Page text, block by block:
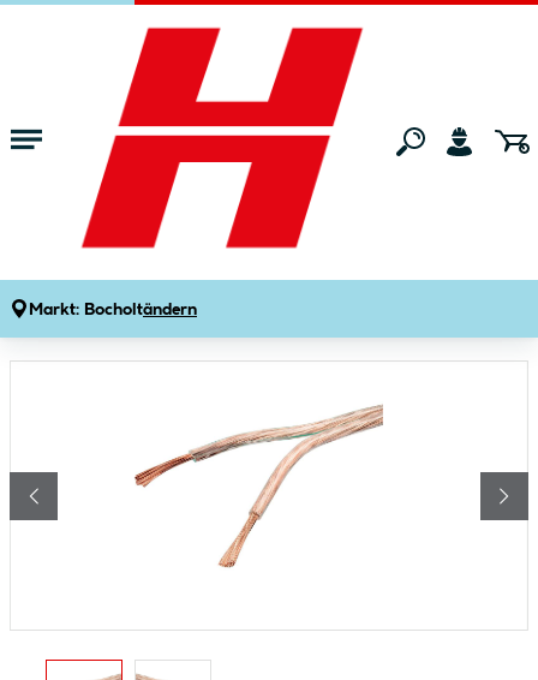
Zum Hauptinhalt springen
Markt: Bocholtändern
Bauen & Renovieren Elektrobedarf & Elektroinstallation
Lautsprecherkabel 2x2,5 10 m
Artikelnummer: 223439